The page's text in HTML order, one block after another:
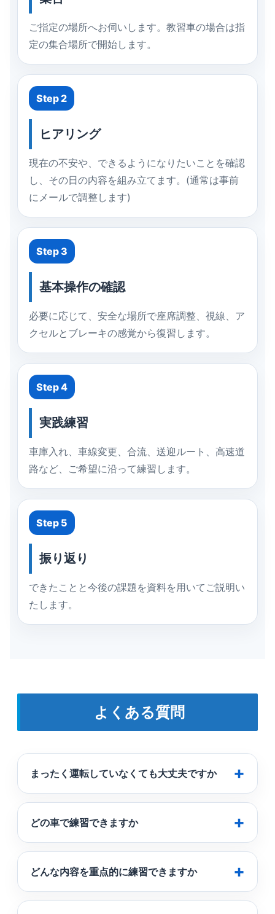
ご指定の場所へお伺いします。教習車の場合は指
定の集合場所で開始します。
Step 2
ヒアリング
現在の不安や、できるようになりたいことを確認
し、その日の内容を組み立てます。(通常は事前
にメールで調整します)
Step 3
基本操作の確認
必要に応じて、安全な場所で座席調整、視線、ア
クセルとブレーキの感覚から復習します。
Step 4
実践練習
車庫入れ、車線変更、合流、送迎ルート、高速道
路など、ご希望に沿って練習します。
Step 5
振り返り
できたことと今後の課題を資料を用いてご説明い
たします。
よくある質問
まったく運転していなくても大丈夫ですか
どの車で練習できますか
どんな内容を重点的に練習できますか